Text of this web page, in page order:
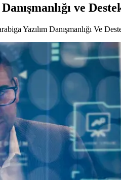
ve
Yazılım Danışmanlığı Ve